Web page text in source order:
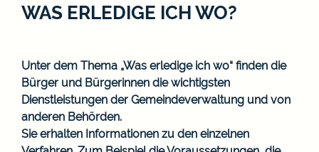
WAS ERLEDIGE ICH WO?
Unter dem Thema „Was erledige ich wo“ finden die
Bürger und Bürgerinnen die wichtigsten
Dienstleistungen der Gemeindeverwaltung und von
anderen Behörden.
Sie erhalten Informationen zu den einzelnen